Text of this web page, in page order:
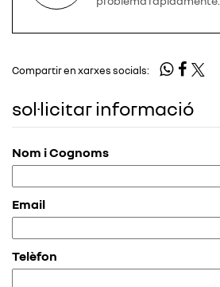
Compartir en xarxes socials:
sol·licitar informació
Nom i Cognoms
Email
Telèfon